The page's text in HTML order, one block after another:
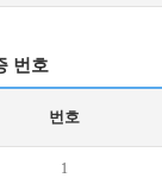
번호
번호
1